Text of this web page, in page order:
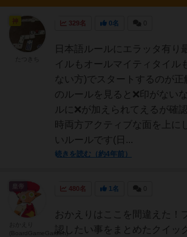
329名 0名
日本語ルールにエラッタ有り
イルもオールマイティタイル
ない方)でスタートするのが正
のルールを見ると❌印がない
ルに❌が加えられてえるが確
時両方アクティブな面を上に
いルールです(日...
続きを読む（約4年前）
神
480名 1名
おかえりはここを間違えた！
認したい事をまとめたクイッ
皇帝
(BoardGameGarden)